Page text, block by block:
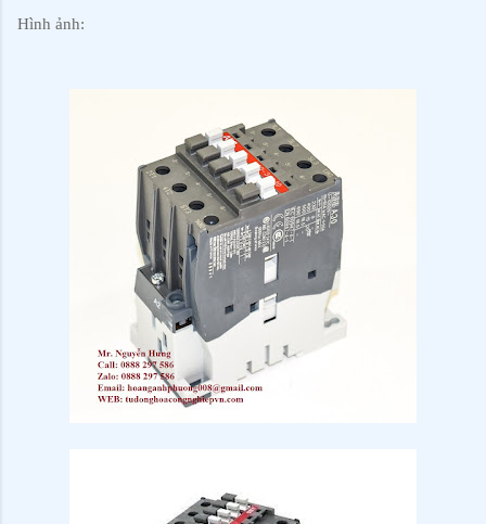
Hình ảnh: